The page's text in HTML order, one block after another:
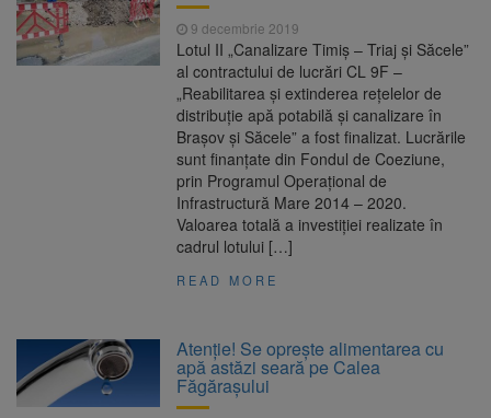
9 decembrie 2019
Lotul II „Canalizare Timiş – Triaj şi Săcele”
al contractului de lucrări CL 9F –
„Reabilitarea şi extinderea reţelelor de
distribuţie apă potabilă şi canalizare în
Braşov şi Săcele” a fost finalizat. Lucrările
sunt finanțate din Fondul de Coeziune,
prin Programul Operațional de
Infrastructură Mare 2014 – 2020.
Valoarea totală a investiţiei realizate în
cadrul lotului […]
READ MORE
Atenție! Se oprește alimentarea cu
apă astăzi seară pe Calea
Făgărașului